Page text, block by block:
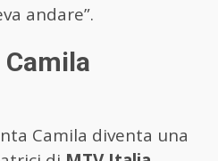
andare”.
Camila diventa una